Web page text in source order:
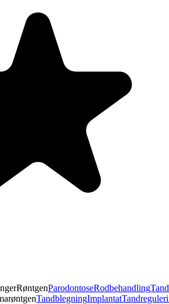
RøntgenParodontoseRodbehandling
TandblegningImplantat